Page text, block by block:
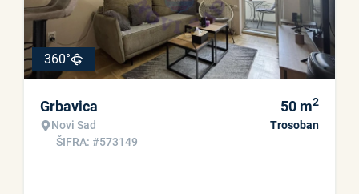
360°
Grbavica
Novi Sad
ŠIFRA: #573149
50 m2
Trosoban